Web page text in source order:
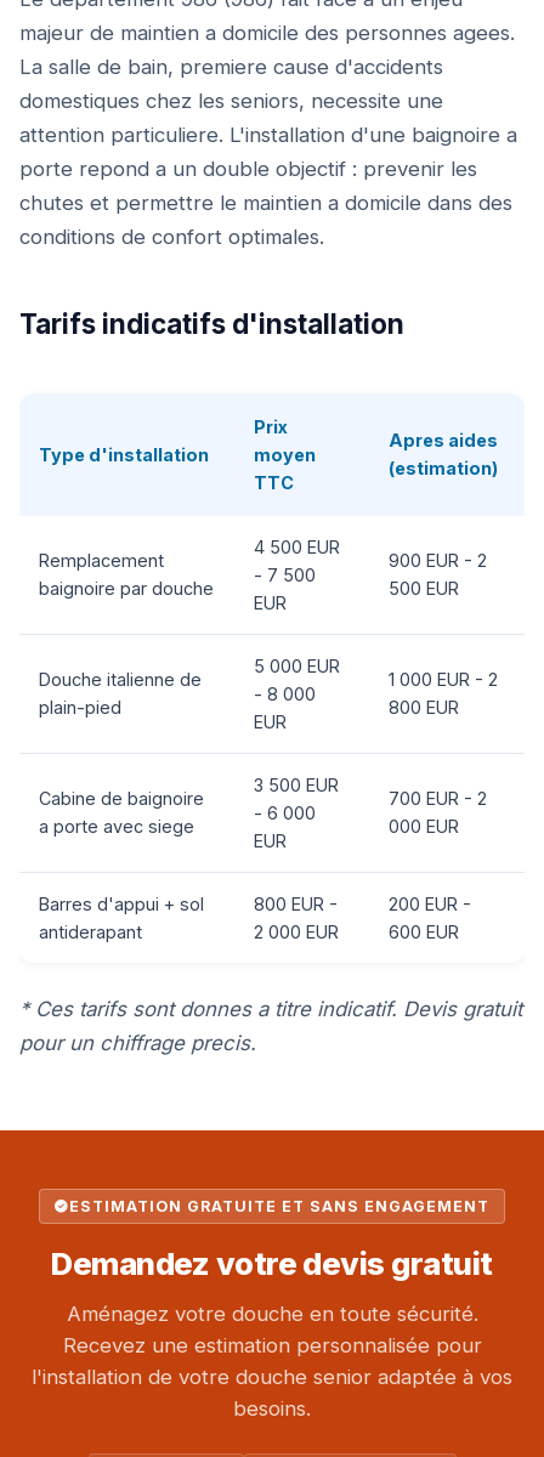
majeur de maintien a domicile des personnes agees.
La salle de bain, premiere cause d'accidents
domestiques chez les seniors, necessite une
attention particuliere. L'installation d'une baignoire a
porte repond a un double objectif : prevenir les
chutes et permettre le maintien a domicile dans des
conditions de confort optimales.
Tarifs indicatifs d'installation
Type d'installation
Prix
moyen
TTC
Apres aides
(estimation)
Remplacement
baignoire par douche
4 500 EUR
- 7 500
EUR
900 EUR - 2
500 EUR
Douche italienne de
plain-pied
5 000 EUR
- 8 000
EUR
1 000 EUR - 2
800 EUR
Cabine de baignoire
a porte avec siege
3 500 EUR
- 6 000
EUR
700 EUR - 2
000 EUR
Barres d'appui + sol
antiderapant
800 EUR -
2 000 EUR
200 EUR -
600 EUR
* Ces tarifs sont donnes a titre indicatif. Devis gratuit
pour un chiffrage precis.
ESTIMATION GRATUITE ET SANS ENGAGEMENT
Demandez votredevis gratuit
Aménagez votre douche en toute sécurité.
Recevez une estimation personnalisée pour
l'installation de votre douche senior adaptée à vos
besoins.